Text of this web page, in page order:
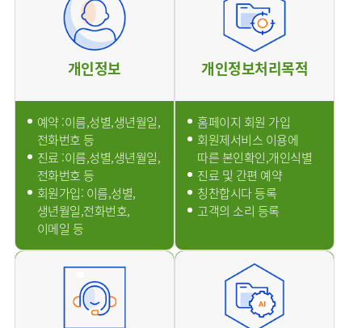
개인정보
예약 :이름,성별,생년월일,
전화번호 등
진료 :이름,성별,생년월일,
전화번호 등
회원가입: 이름,성별,
생년월일,전화번호,
이메일 등
개인정보처리목적
홈페이지 회원 가입
회원제서비스 이용에
따른 본인확인,개인식별
진료 및 간편 예약
칭찬합시다 등록
고객의 소리 등록